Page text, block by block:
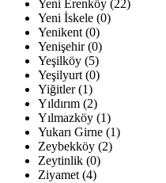
Yeni Erenköy (22)
Yeni İskele (0)
Yenikent (0)
Yenişehir (0)
Yeşilköy (5)
Yeşilyurt (0)
Yiğitler (1)
Yıldırım (2)
Yılmazköy (1)
Yukarı Girne (1)
Zeybekköy (2)
Zeytinlik (0)
Ziyamet (4)